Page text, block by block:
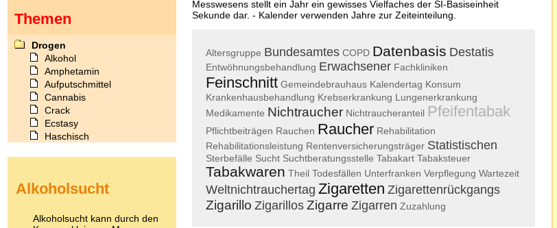
Messwesens stellt ein Jahr ein gewisses Vielfaches der SI-Basiseinheit
Sekunde dar. - Kalender verwenden Jahre zur Zeiteinteilung.
Altersgruppe Bundesamtes COPD Datenbasis Destatis
Entwöhnungsbehandlung Erwachsener Fachkliniken
Feinschnitt Gemeindebrauhaus Kalendertag Konsum
Krankenhausbehandlung Krebserkrankung Lungenerkrankung
Medikamente Nichtraucher Nichtraucheranteil Pfeifentabak
Pflichtbeiträgen Rauchen Raucher Rehabilitation
Rehabilitationsleistung Rentenversicherungsträger Statistischen
Sterbefälle Sucht Suchtberatungsstelle Tabakart Tabaksteuer
Tabakwaren Theil Todesfällen Unterfranken Verpflegung Wartezeit
Weltnichtrauchertag Zigaretten Zigarettenrückgangs
Zigarillo Zigarillos Zigarre Zigarren Zuzahlung
Themen
Drogen
Alkohol
Amphetamin
Aufputschmittel
Cannabis
Crack
Ecstasy
Haschisch
Kokain
LSD
Alkoholsucht
Alkoholsucht kann durch den